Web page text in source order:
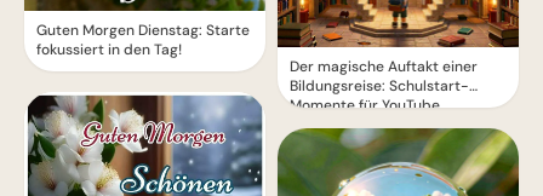
Guten Morgen Dienstag: Starte
fokussiert in den Tag!
Der magische Auftakt einer
Bildungsreise: Schulstart-
Momente für YouTube